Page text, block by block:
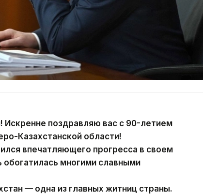
поздравляю вас с 90-летием
Казахстанской области!
впечатляющего прогресса в своем
обогатилась многими славными
— одна из главных житниц страны.